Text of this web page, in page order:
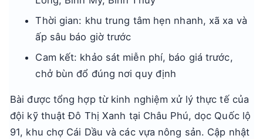
Thời gian: khu trung tâm hẹn nhanh, xã xa và
ấp sâu báo giờ trước
Cam kết: khảo sát miễn phí, báo giá trước,
chở bùn đổ đúng nơi quy định
Bài được tổng hợp từ kinh nghiệm xử lý thực tế của
đội kỹ thuật Đô Thị Xanh tại Châu Phú, dọc Quốc lộ
91, khu chợ Cái Dầu và các vựa nông sản. Cập nhật